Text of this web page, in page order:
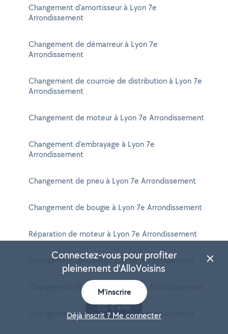
Changement d'amortisseur à Lyon 7e
Arrondissement
Changement de démarreur à Lyon 7e
Arrondissement
Changement de courroie de distribution à Lyon 7e
Arrondissement
Changement de moteur à Lyon 7e Arrondissement
Changement d'embrayage à Lyon 7e
Arrondissement
Changement de pneu à Lyon 7e Arrondissement
Changement de bougie à Lyon 7e Arrondissement
Réparation de moteur à Lyon 7e Arrondissement
Changement de filtre à Lyon 7e Arrondissement
Changement d'injecteur à Lyon 7e Arrondissement
Changement de roue à Lyon 7e Arrondissement
Carte
Connectez-vous pour profiter
pleinement d'AlloVoisins
M'inscrire
Déjà inscrit ? Me connecter